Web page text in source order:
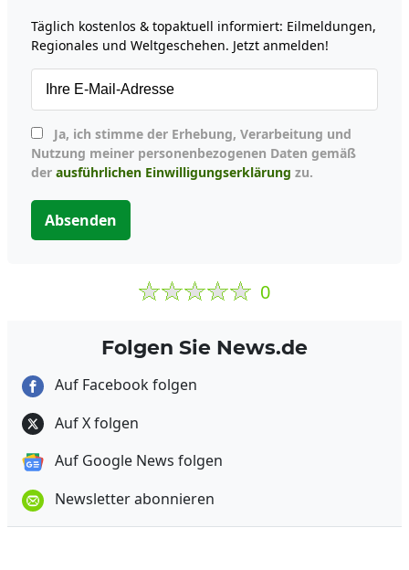
Täglich kostenlos & topaktuell informiert: Eilmeldungen,
Regionales und Weltgeschehen. Jetzt anmelden!
Nutzung meiner personenbezogenen Daten gemäß
der ausführlichen Einwilligungserklärung zu.
Absenden
0
Folgen Sie News.de
Auf Facebook folgen
Auf X folgen
Auf Google News folgen
Newsletter abonnieren